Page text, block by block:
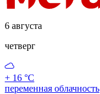
6 августа
четверг
+ 16 °С
переменная облачность